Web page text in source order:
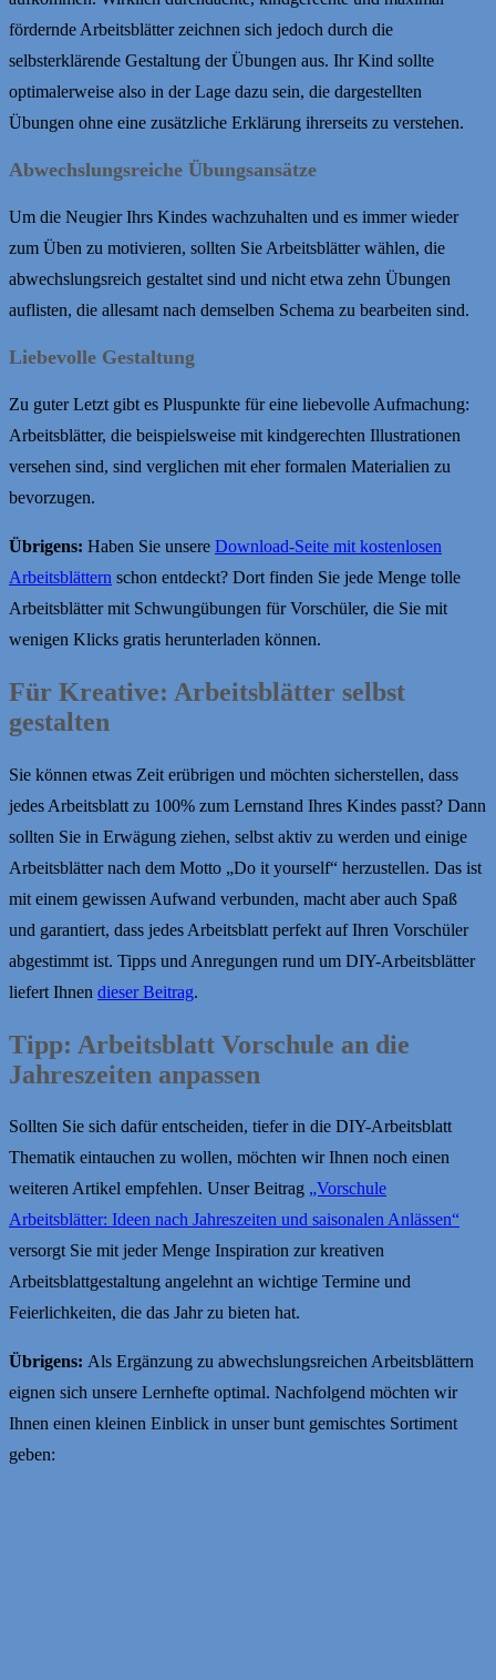
fördernde Arbeitsblätter zeichnen sich jedoch durch die
selbsterklärende Gestaltung der Übungen aus. Ihr Kind sollte
optimalerweise also in der Lage dazu sein, die dargestellten
Übungen ohne eine zusätzliche Erklärung ihrerseits zu verstehen.
Abwechslungsreiche Übungsansätze
Um die Neugier Ihrs Kindes wachzuhalten und es immer wieder
zum Üben zu motivieren, sollten Sie Arbeitsblätter wählen, die
abwechslungsreich gestaltet sind und nicht etwa zehn Übungen
auflisten, die allesamt nach demselben Schema zu bearbeiten sind.
Liebevolle Gestaltung
Zu guter Letzt gibt es Pluspunkte für eine liebevolle Aufmachung:
Arbeitsblätter, die beispielsweise mit kindgerechten Illustrationen
versehen sind, sind verglichen mit eher formalen Materialien zu
bevorzugen.
Übrigens: Haben Sie unsere Download-Seite mit kostenlosen
Arbeitsblättern schon entdeckt? Dort finden Sie jede Menge tolle
Arbeitsblätter mit Schwungübungen für Vorschüler, die Sie mit
wenigen Klicks gratis herunterladen können.
Für Kreative: Arbeitsblätter selbst
gestalten
Sie können etwas Zeit erübrigen und möchten sicherstellen, dass
jedes Arbeitsblatt zu 100% zum Lernstand Ihres Kindes passt? Dann
sollten Sie in Erwägung ziehen, selbst aktiv zu werden und einige
Arbeitsblätter nach dem Motto „Do it yourself“ herzustellen. Das ist
mit einem gewissen Aufwand verbunden, macht aber auch Spaß
und garantiert, dass jedes Arbeitsblatt perfekt auf Ihren Vorschüler
abgestimmt ist. Tipps und Anregungen rund um DIY-Arbeitsblätter
liefert Ihnen dieser Beitrag.
Tipp: Arbeitsblatt Vorschule an die
Jahreszeiten anpassen
Sollten Sie sich dafür entscheiden, tiefer in die DIY-Arbeitsblatt
Thematik eintauchen zu wollen, möchten wir Ihnen noch einen
weiteren Artikel empfehlen. Unser Beitrag „Vorschule
Arbeitsblätter: Ideen nach Jahreszeiten und saisonalen Anlässen“
versorgt Sie mit jeder Menge Inspiration zur kreativen
Arbeitsblattgestaltung angelehnt an wichtige Termine und
Feierlichkeiten, die das Jahr zu bieten hat.
Übrigens: Als Ergänzung zu abwechslungsreichen Arbeitsblättern
eignen sich unsere Lernhefte optimal. Nachfolgend möchten wir
Ihnen einen kleinen Einblick in unser bunt gemischtes Sortiment
geben: